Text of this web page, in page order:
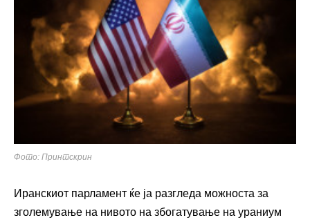
Фото: Принтскрин
Иранскиот парламент ќе ја разгледа можноста за
зголемување на нивото на збогатување на ураниум